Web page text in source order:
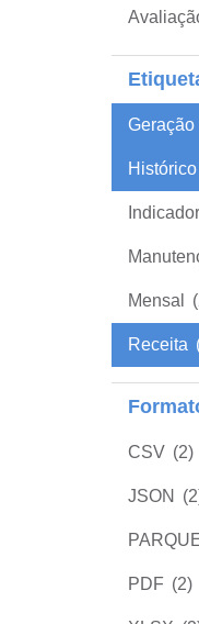
Geração
Mensal
Receita
CSV (2)
JSON
PDF (2)